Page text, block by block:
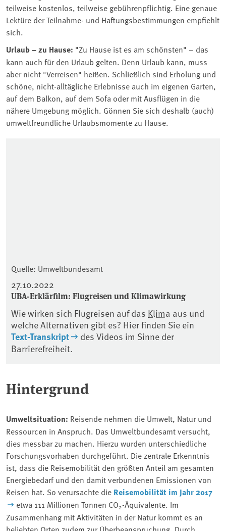
teilweise kostenlos, teilweise gebührenpflichtig. Eine genaue
Lektüre der Teilnahme- und Haftungsbestimmungen empfiehlt
sich.
Urlaub – zu Hause: "Zu Hause ist es am schönsten" – das
kann auch für den Urlaub gelten. Denn Urlaub kann, muss
aber nicht "Verreisen" heißen. Schließlich sind Erholung und
schöne, nicht-alltägliche Erlebnisse auch im eigenen Garten,
auf dem Balkon, auf dem Sofa oder mit Ausflügen in die
nähere Umgebung möglich. Gönnen Sie sich deshalb (auch)
umweltfreundliche Urlaubsmomente zu Hause.
Quelle: Umweltbundesamt
27.10.2022
UBA-Erklärfilm: Flugreisen und Klimawirkung
Wie wirken sich Flugreisen auf das Klima aus und
welche Alternativen gibt es? Hier finden Sie ein
Text-Transkript
des Videos im Sinne der
Barrierefreiheit.
Hintergrund
Umweltsituation: Reisende nehmen die Umwelt, Natur und
Ressourcen in Anspruch. Das Umweltbundesamt versucht,
dies messbar zu machen. Hierzu wurden unterschiedliche
Forschungsvorhaben durchgeführt. Die zentrale Erkenntnis
ist, dass die Reisemobilität den größten Anteil am gesamten
Energiebedarf und den damit verbundenen Emissionen von
Reisen hat. So verursachte die Reisemobilität im Jahr 2017
etwa 111 Millionen Tonnen CO2-Äquivalente. Im
Zusammenhang mit Aktivitäten in der Natur kommt es an